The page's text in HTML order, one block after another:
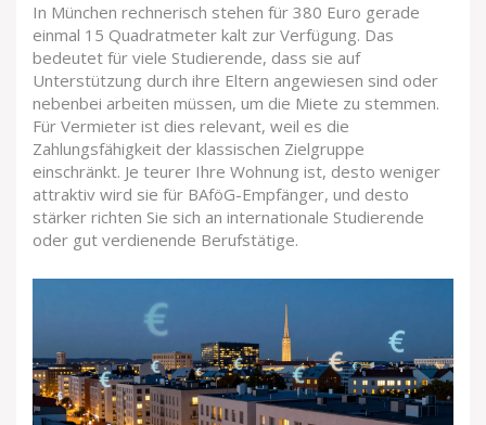
In München rechnerisch stehen für 380 Euro gerade
einmal 15 Quadratmeter kalt zur Verfügung. Das
bedeutet für viele Studierende, dass sie auf
Unterstützung durch ihre Eltern angewiesen sind oder
nebenbei arbeiten müssen, um die Miete zu stemmen.
Für Vermieter ist dies relevant, weil es die
Zahlungsfähigkeit der klassischen Zielgruppe
einschränkt. Je teurer Ihre Wohnung ist, desto weniger
attraktiv wird sie für BAföG-Empfänger, und desto
stärker richten Sie sich an internationale Studierende
oder gut verdienende Berufstätige.